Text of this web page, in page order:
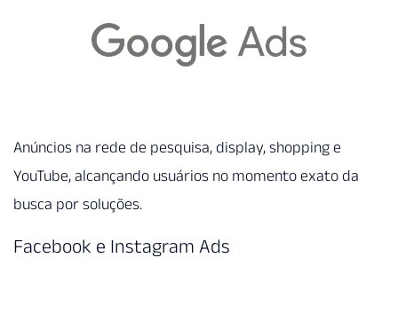
Anúncios na rede de pesquisa, display, shopping e
YouTube, alcançando usuários no momento exato da
busca por soluções.
Facebook e Instagram Ads